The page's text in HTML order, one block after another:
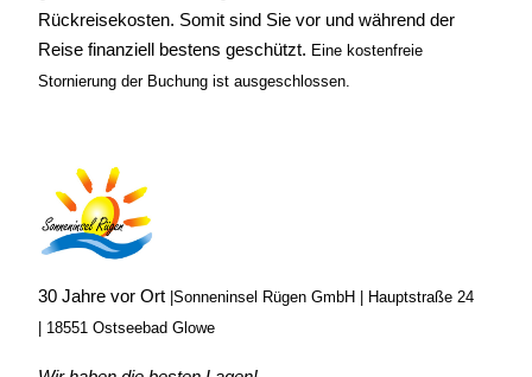
Rückreisekosten. Somit sind Sie vor und während der
Reise finanziell bestens geschützt. Eine kostenfreie
Stornierung der Buchung ist ausgeschlossen.
30 Jahre vor Ort Sonneninsel Rügen GmbH | Hauptstraße 24
| 18551 Ostseebad Glowe